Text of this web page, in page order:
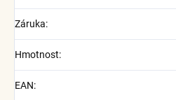
Záruka:
Hmotnost:
EAN: